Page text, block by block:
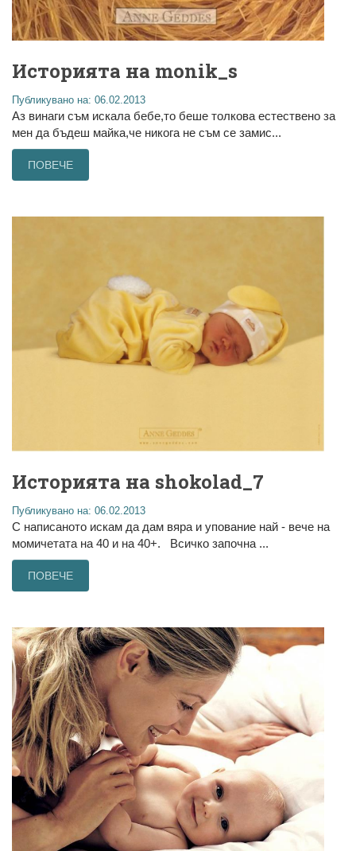
Историята на monik_s
Публикувано на: 06.02.2013
Аз винаги съм искала бебе,то беше толкова естествено за
мен да бъдеш майка,че никога не съм се замис...
ПОВЕЧЕ
Историята на shokolad_7
Публикувано на: 06.02.2013
С написаното искам да дам вяра и упование най - вече на
момичетата на 40 и на 40+. Всичко започна ...
ПОВЕЧЕ